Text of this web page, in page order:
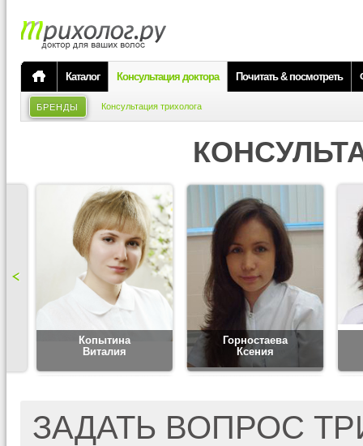
Каталог Консультация доктора Почитать & посмотреть
БРЕНДЫ Консультация трихолога
Копытина
Виталия
Горностаева
Ксения
ЗАДАТЬ ВОПРОС